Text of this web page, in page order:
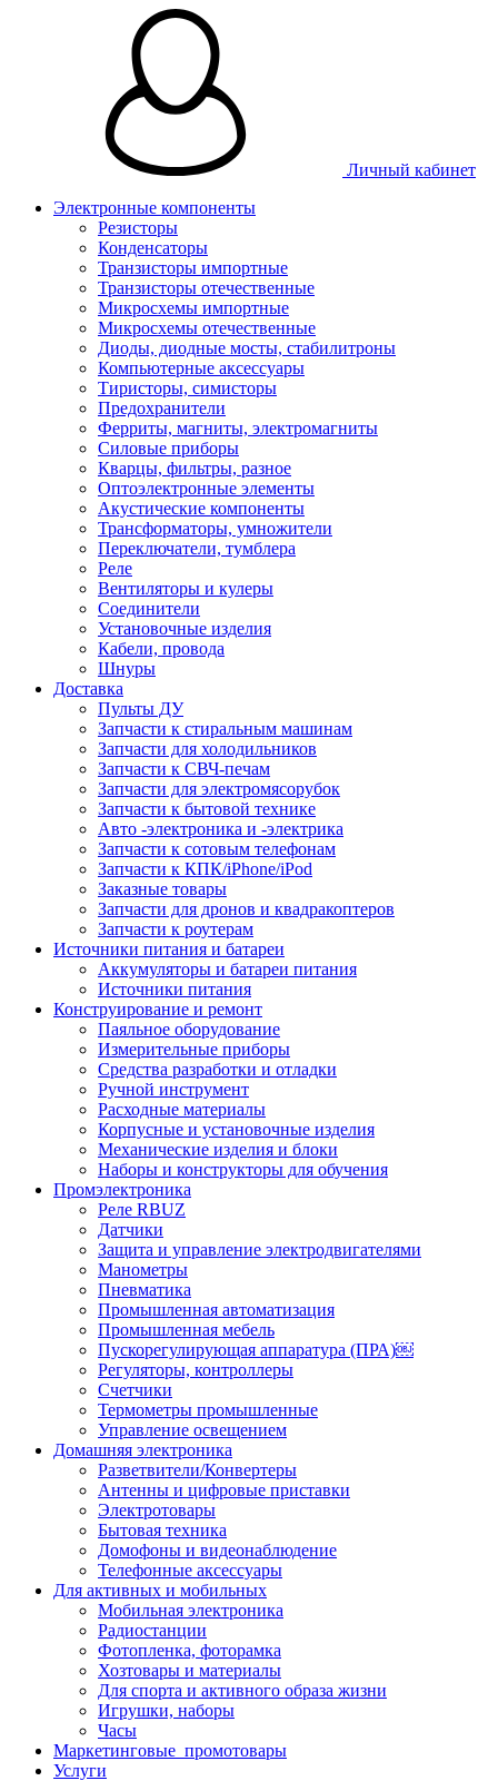
Личный кабинет
Электронные компоненты
Резисторы
Конденсаторы
Транзисторы импортные
Транзисторы отечественные
Микросхемы импортные
Микросхемы отечественные
Диоды, диодные мосты, стабилитроны
Компьютерные аксессуары
Тиристоры, симисторы
Предохранители
Ферриты, магниты, электромагниты
Силовые приборы
Кварцы, фильтры, разное
Оптоэлектронные элементы
Акустические компоненты
Трансформаторы, умножители
Переключатели, тумблера
Реле
Вентиляторы и кулеры
Соединители
Установочные изделия
Кабели, провода
Шнуры
Доставка
Пульты ДУ
Запчасти к стиральным машинам
Запчасти для холодильников
Запчасти к СВЧ-печам
Запчасти для электромясорубок
Запчасти к бытовой технике
Авто -электроника и -электрика
Запчасти к сотовым телефонам
Запчасти к КПК/iPhone/iPod
Заказные товары
Запчасти для дронов и квадракоптеров
Запчасти к роутерам
Источники питания и батареи
Аккумуляторы и батареи питания
Источники питания
Конструирование и ремонт
Паяльное оборудование
Измерительные приборы
Средства разработки и отладки
Ручной инструмент
Расходные материалы
Корпусные и установочные изделия
Механические изделия и блоки
Наборы и конструкторы для обучения
Промэлектроника
Реле RBUZ
Датчики
Защита и управление электродвигателями
Манометры
Пневматика
Промышленная автоматизация
Промышленная мебель
Пускорегулирующая аппаратура (ПРА)￼
Регуляторы, контроллеры
Счетчики
Термометры промышленные
Управление освещением
Домашняя электроника
Разветвители/Конвертеры
Антенны и цифровые приставки
Электротовары
Бытовая техника
Домофоны и видеонаблюдение
Телефонные аксессуары
Для активных и мобильных
Мобильная электроника
Радиостанции
Фотопленка, фоторамка
Хозтовары и материалы
Для спорта и активного образа жизни
Игрушки, наборы
Часы
Маркетинговые_промотовары
Услуги